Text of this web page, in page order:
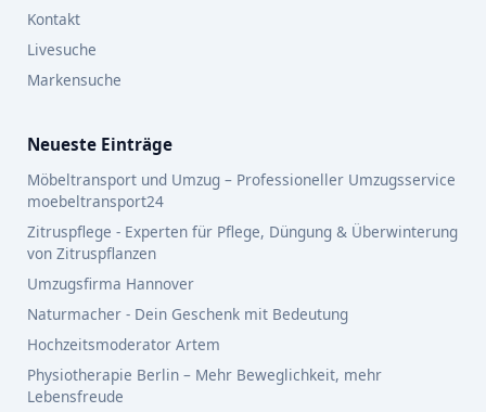
Kontakt
Livesuche
Markensuche
Neueste Einträge
Möbeltransport und Umzug – Professioneller Umzugsservice
moebeltransport24
Zitruspflege - Experten für Pflege, Düngung & Überwinterung
von Zitruspflanzen
Umzugsfirma Hannover
Naturmacher - Dein Geschenk mit Bedeutung
Hochzeitsmoderator Artem
Physiotherapie Berlin – Mehr Beweglichkeit, mehr
Lebensfreude